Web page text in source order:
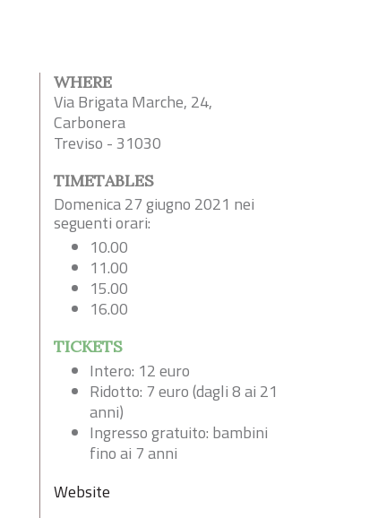
WHERE
Via Brigata Marche, 24,
Carbonera
Treviso - 31030
TIMETABLES
Domenica 27 giugno 2021 nei
seguenti orari:
10.00
11.00
15.00
16.00
TICKETS
Intero: 12 euro
Ridotto: 7 euro (dagli 8 ai 21
anni)
Ingresso gratuito: bambini
fino ai 7 anni
Website